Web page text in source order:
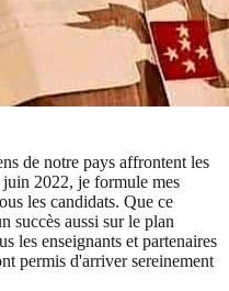
de notre pays affrontent les
juin 2022, je formule mes
les candidats. Que ce
succès aussi sur le plan
les enseignants et partenaires
permis d'arriver sereinement